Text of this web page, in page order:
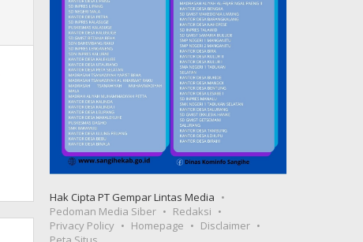
Hak Cipta PT Gempar Lintas Media
Pedoman Media Siber
Redaksi
Privacy Policy
Homepage
Disclaimer